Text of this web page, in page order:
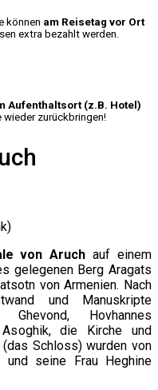
können am Reisetag vor Ort
extra bezahlt werden.
Aufenthaltsort (z.B. Hotel)
wieder zurückbringen!
von Aruch auf einem
gelegenen Berg Aragats
von Armenien. Nach
und Manuskripte
Hovhannes
die Kirche und
Schloss) wurden von
und seine Frau Heghine